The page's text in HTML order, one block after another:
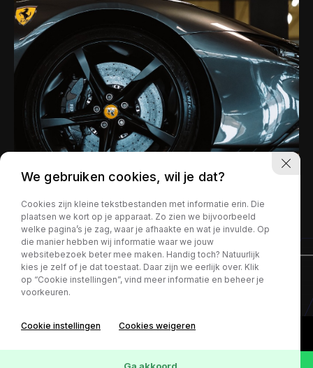
Privacy policy
We gebruiken cookies, wil je dat?
Cookies zijn kleine tekstbestanden met informatie erin. Die
plaatsen we kort op je apparaat. Zo zien we bijvoorbeeld
welke pagina’s je zag, waar je afhaakte en wat je invulde. Op
die manier hebben wij informatie waar we jouw
websitebezoek beter mee maken. Handig toch? Natuurlijk
kies je zelf of je dat toestaat. Daar zijn we eerlijk over. Klik
op “Cookie instellingen”, vind meer informatie en beheer je
voorkeuren.
Cookie instellingen Cookies weigeren